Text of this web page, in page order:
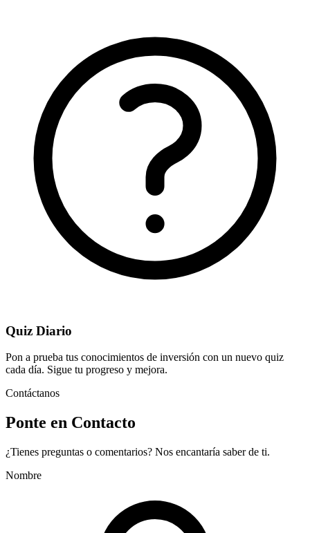
Quiz Diario
Pon a prueba tus conocimientos de inversión con un nuevo quiz
cada día. Sigue tu progreso y mejora.
Contáctanos
Ponte en Contacto
¿Tienes preguntas o comentarios? Nos encantaría saber de ti.
Nombre